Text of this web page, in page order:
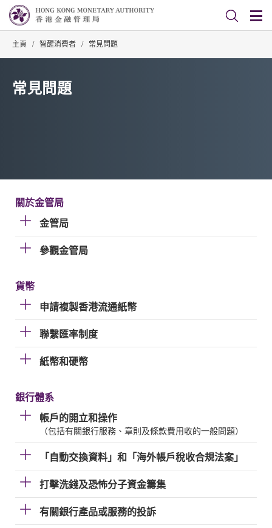
主頁 / 智醒消費者 / 常見問題
常見問題
關於金管局
金管局
參觀金管局
貨幣
申請複製香港流通紙幣
聯繫匯率制度
紙幣和硬幣
銀行體系
帳戶的開立和操作
（包括有關銀行服務、章則及條款費用收的一般問題）
「自動交換資料」和「海外帳戶稅收合規法案」
打擊洗錢及恐怖分子資金籌集
有關銀行產品或服務的投訴